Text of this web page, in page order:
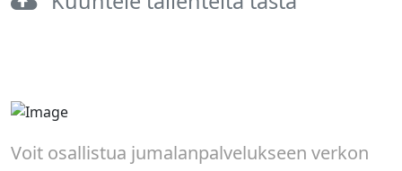
Voit osallistua jumalanpalvelukseen verkon